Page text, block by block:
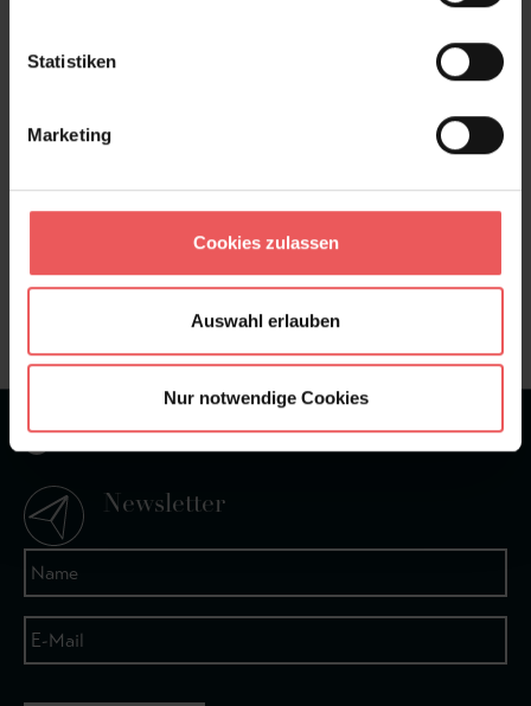
Statistiken
Marketing
Cookies zulassen
Auswahl erlauben
Nur notwendige Cookies
Sie haben Fragen zum Produkt?
Frage stellen
+49 (0)221 932 81 82
Newsletter